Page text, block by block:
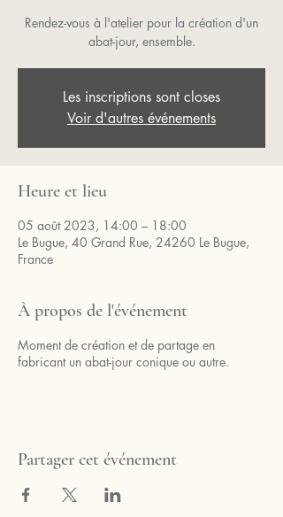
Rendez-vous à l'atelier pour la création d'un
abat-jour, ensemble.
Les inscriptions sont closes
Voir d'autres événements
Heure et lieu
05 août 2023, 14:00 – 18:00
Le Bugue, 40 Grand Rue, 24260 Le Bugue,
France
À propos de l'événement
Moment de création et de partage en
fabricant un abat-jour conique ou autre.
Partager cet événement